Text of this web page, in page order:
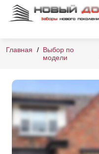
Главная
Выбор по
модели